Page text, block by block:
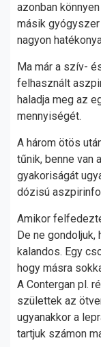
azonban
másik
nagyon
Ma már a szív-
felhasznált
haladja meg az
mennyiségét.
A három ötös
tűnik, benne van
gyakoriságát
dózisú
Amikor
De ne
kalandos. Egy
hogy másra
A Contergan pl.
születtek az
ugyanakkor a
tartjuk számon